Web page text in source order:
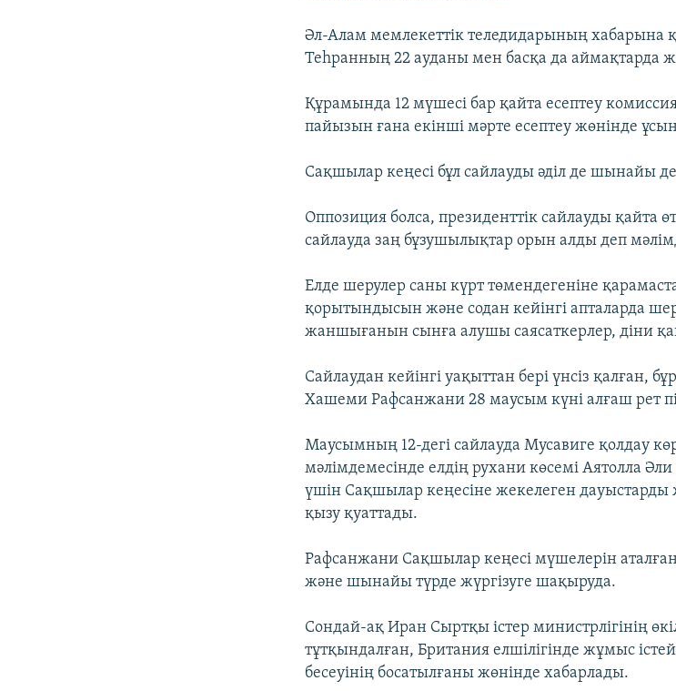
Әл-Алам мемлекеттік теледидарының хабарына
Теһранның 22 ауданы мен басқа да аймақтарда
Құрамында 12 мүшесі бар қайта есептеу
пайызын ғана екінші мәрте есептеу жөнінде
Сақшылар кеңесі бұл сайлауды әділ де шынайы
Оппозиция болса, президенттік сайлауды қайта
сайлауда заң бұзушылықтар орын алды деп
Елде шерулер саны күрт төмендегеніне
қорытындысын және содан кейінгі апталарда
жаншығанын сынға алушы саясаткерлер, діни
Сайлаудан кейінгі уақыттан бері үнсіз қалған,
Хашеми Рафсанжани 28 маусым күні алғаш рет
Маусымның 12-дегі сайлауда Мусавиге қолдау
мәлімдемесінде елдің рухани көсемі Аятолла
үшін Сақшылар кеңесіне жекелеген дауыстарды
қызу қуаттады.
Рафсанжани Сақшылар кеңесі мүшелерін аталған
және шынайы түрде жүргізуге шақыруда.
Сондай-ақ Иран Сыртқы істер министрлігінің
тұтқындалған, Британия елшілігінде жұмыс
бесеуінің босатылғаны жөнінде хабарлады.